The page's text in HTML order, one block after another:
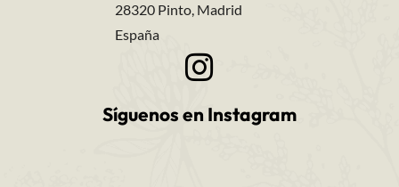
28320 Pinto, Madrid
España
Síguenos en Instagram